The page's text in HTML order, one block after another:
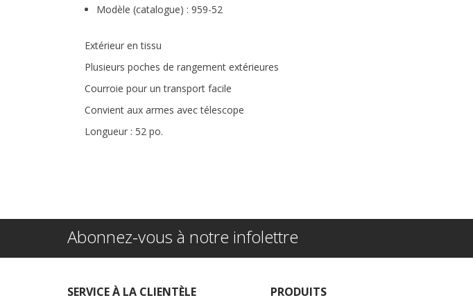
Modèle (catalogue) : 959-52
Extérieur en tissu
Plusieurs poches de rangement extérieures
Courroie pour un transport facile
Convient aux armes avec télescope
Longueur : 52 po.
Abonnez-vous à notre infolettre
SERVICE À LA CLIENTÈLE PRODUITS